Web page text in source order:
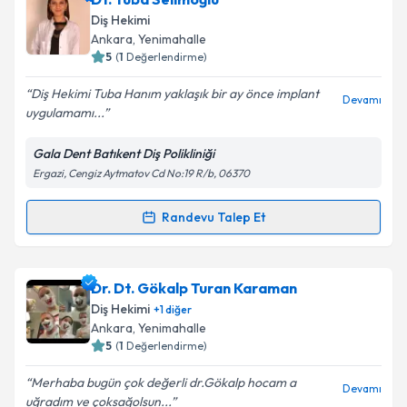
oluşturun. Size bu uzmandan randevu almanız için bir
takvim hazırlandığında e-posta ile bilgilendireceğiz.
Kişisel verilerimin işlenmesine ilişkin
Metni'ni okudum ve kişisel verilerimin belirtilen
kapsamda işlenmesini kabul ediyorum.
Diş Hekimi
Ankara, Yenimahalle
5 (1 Değerlendirme)
Diş Hekimi Tuba Hanım yaklaşık bir ay önce implant
uygulamamı...
Devamı
Gala Dent Batıkent Diş Polikliniği
Ergazi, Cengiz Aytmatov Cd No:19 R/b, 06370
Randevu Talep Et
Randevu Takvimi Talebi
Dt. Tuba Selimoğluiçin randevu takvimi talebi
oluşturun. Size bu uzmandan randevu almanız için bir
takvim hazırlandığında e-posta ile bilgilendireceğiz.
Dr. Dt. Gökalp Turan Karaman
Diş Hekimi +1diğer
Ankara, Yenimahalle
5 (1 Değerlendirme)
Merhaba bugün çok değerli dr.Gökalp hocam a
uğradım ve çoksağolsun...
Devamı